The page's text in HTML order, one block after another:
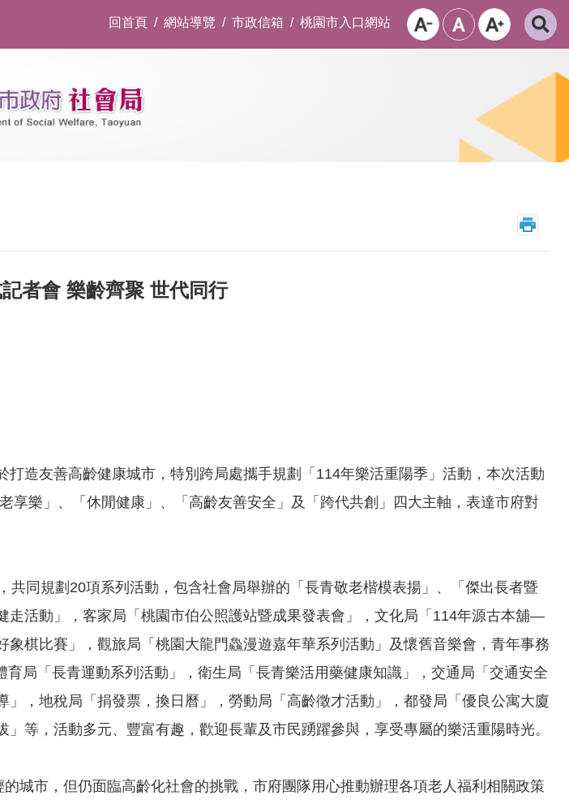
回首頁 網站導覽 市政信箱 桃園市入口網站
者會 樂齡齊聚 世代同行
造友善高齡健康城市，特別跨局處攜手規劃「114年樂活重陽季」活動，本次活動
享樂」、「休閒健康」、「高齡友善安全」及「跨代共創」四大主軸，表達市府對
共同規劃20項系列活動，包含社會局舉辦的「長青敬老楷模表揚」、「傑出長者暨
走活動」，客家局「桃園市伯公照護站暨成果發表會」，文化局「114年源古本舖—
棋比賽」，觀旅局「桃園大龍門鱻漫遊嘉年華系列活動」及懷舊音樂會，青年事務
局「長青運動系列活動」，衛生局「長青樂活用藥健康知識」，交通局「交通安全
，地稅局「捐發票，換日曆」，勞動局「高齡徵才活動」，都發局「優良公寓大廈
等，活動多元、豐富有趣，歡迎長輩及市民踴躍參與，享受專屬的樂活重陽時光。
城市，但仍面臨高齡化社會的挑戰，市府團隊用心推動辦理各項老人福利相關政策